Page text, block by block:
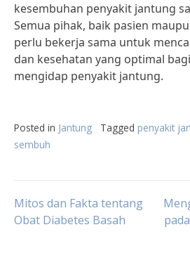
kesembuhan penyakit jantung
Semua pihak, baik pasien
perlu bekerja sama untuk
dan kesehatan yang optimal
mengidap penyakit jantung.
Posted in Jantung Tagged penyakit
sembuh
Post
Mitos dan Fakta tentang
Obat Diabetes Basah